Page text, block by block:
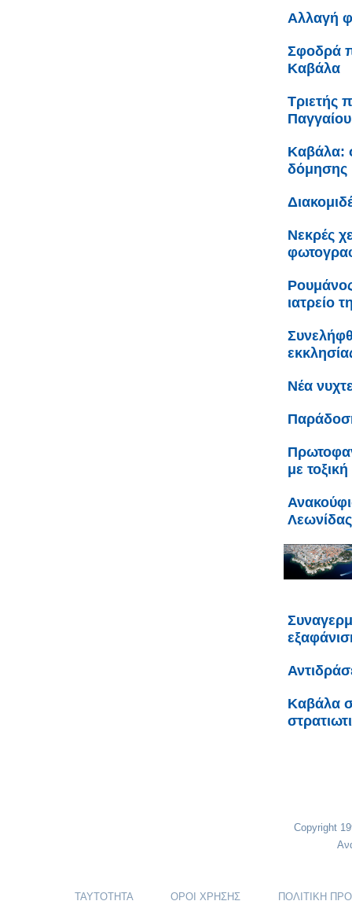
Αλλαγή
Σφοδρά
Καβάλα
Τριετής
Καβάλα:
δόμησης
Νεκρές
ιατρείο
Νέα
με
Λεωνίδας
Καβάλα
Copyright
ΤΑΥΤΟΤΗΤΑ ΟΡΟΙ ΧΡΗΣΗΣ ΠΟΛΙΤΙΚΗ